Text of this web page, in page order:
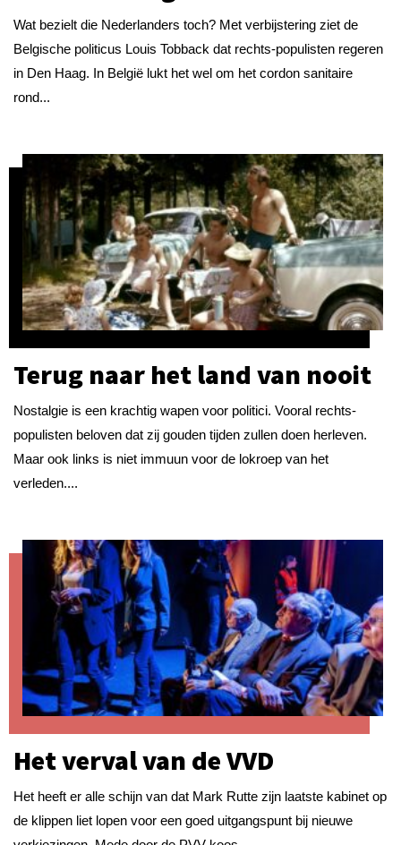
Wat bezielt die Nederlanders toch? Met verbijstering ziet de
Belgische politicus Louis Tobback dat rechts-populisten regeren
in Den Haag. In België lukt het wel om het cordon sanitaire
rond...
Terug naar het land van nooit
Nostalgie is een krachtig wapen voor politici. Vooral rechts-
populisten beloven dat zij gouden tijden zullen doen herleven.
Maar ook links is niet immuun voor de lokroep van het
verleden....
Het verval van de VVD
Het heeft er alle schijn van dat Mark Rutte zijn laatste kabinet op
de klippen liet lopen voor een goed uitgangspunt bij nieuwe